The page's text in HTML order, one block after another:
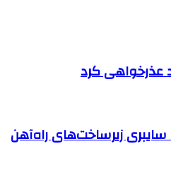
عذرخواهی کرد
زیرساخت‌های راه‌آهن